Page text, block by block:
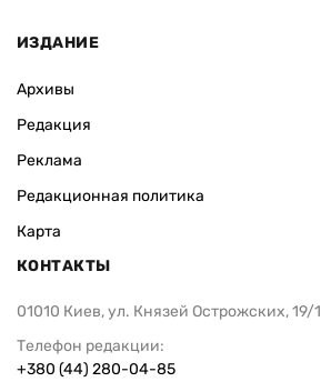
ИЗДАНИЕ
Архивы
Редакция
Реклама
Редакционная политика
Карта
КОНТАКТЫ
01010 Киев, ул. Князей Острожских, 19/1
Телефон редакции:
+380 (44) 280-04-85